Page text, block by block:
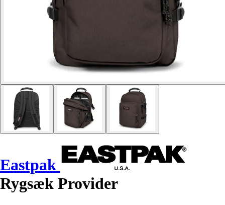
Eastpak
Rygsæk Provider